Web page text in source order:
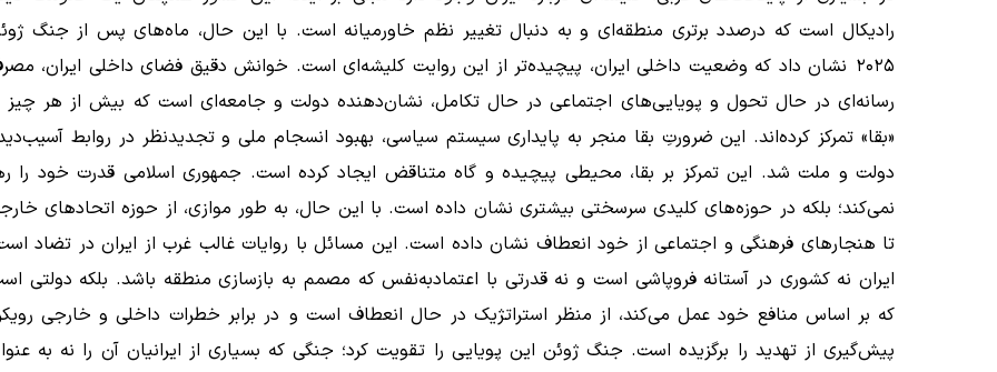
رادیکال است که درصدد برتری منطقه‌ای و به دنبال تغییر نظم خاورمیانه است. با این حال، ماه‌های پس از جنگ
۲۰۲۵ نشان داد که وضعیت داخلی ایران، پیچیده‌تر از این روایت کلیشه‌ای است. خوانش دقیق فضای داخلی ایران،
رسانه‌ای در حال تحول و پویایی‌های اجتماعی در حال تکامل، نشان‌دهنده دولت و جامعه‌ای است که بیش از هر چیز
«بقا» تمرکز کرده‌اند. این ضرورتِ بقا منجر به پایداری سیستم سیاسی، بهبود انسجام ملی و تجدیدنظر در روابط
دولت و ملت شد. این تمرکز بر بقا، محیطی پیچیده و گاه متناقض ایجاد کرده است. جمهوری اسلامی قدرت خود را
نمی‌کند؛ بلکه در حوزه‌های کلیدی سرسختی بیشتری نشان داده است. با این حال، به طور موازی، از حوزه اتحادهای
تا هنجارهای فرهنگی و اجتماعی از خود انعطاف نشان داده است. این مسائل با روایات غالب غرب از ایران در تضاد
ایران نه کشوری در آستانه فروپاشی است و نه قدرتی با اعتمادبه‌نفس که مصمم به بازسازی منطقه باشد. بلکه دولتی
که بر اساس منافع خود عمل می‌کند، از منظر استراتژیک در حال انعطاف است و در برابر خطرات داخلی و خارجی
پیش‌گیری از تهدید را برگزیده است. جنگ ژوئن این پویایی را تقویت کرد؛ جنگی که بسیاری از ایرانیان آن را نه به